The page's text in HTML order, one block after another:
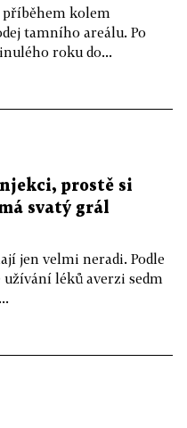
kolem
tamního areálu. Po
roku do...
prostě si
svatý grál
jen velmi neradi. Podle
léků averzi sedm